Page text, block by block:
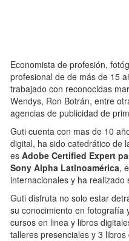
Economista de profesión,
profesional de de más de 15
trabajado con reconocidas
Wendys, Ron Botrán, entre
agencias de publicidad de
Guti cuenta con mas de 10
digital, ha sido catedrático de
es Adobe Certified Expert
Sony Alpha Latinoamérica,
internacionales y ha
Guti disfruta no solo estar
su conocimiento en fotografía
cursos en linea y libros
talleres presenciales y 3 libros